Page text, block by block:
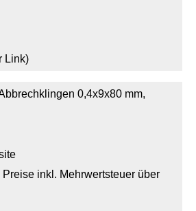
Link)
0,4x9x80 mm,
inkl. Mehrwertsteuer über